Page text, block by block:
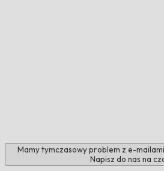
Mamy tymczasowy problem z e-
Napisz do nas na